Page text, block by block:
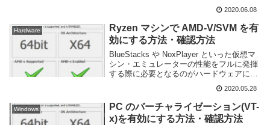
PC 向けタイトルに引けを取らないレベル
にまで上がっており、ゲーマー人口もどん
どん増加...
2020.06.08
Hardware
Ryzen マシンで AMD-V/SVM を有
効にする方法・確認方法
BlueStacks や NoxPlayer といった仮想マ
シン・エミュレーターの性能をフルに発揮
する際に必要となるのがハードウェアによ
VT, AMD であれば AMD-V や SVM ...
2020.05.28
Windows
PC のバーチャライゼーション(VT-
x)を有効にする方法・確認方法